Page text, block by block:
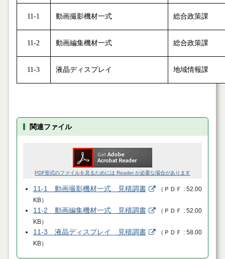
11-1 動画撮影機材一式 総合政策課
11-2 動画編集機材一式 総合政策課
11-3 液晶ディスプレイ 地域情報課
関連ファイル
PDF形式のファイルを見るためには Reader が必要な場合があります
11-1 動画撮影機材一式 見積調書 （ ＰＤＦ
52.00
KB）
11-2 動画編集機材一式 見積調書 （ ＰＤＦ
52.00
KB）
11-3 液晶ディスプレイ 見積調書 （ ＰＤＦ
58.00
KB）